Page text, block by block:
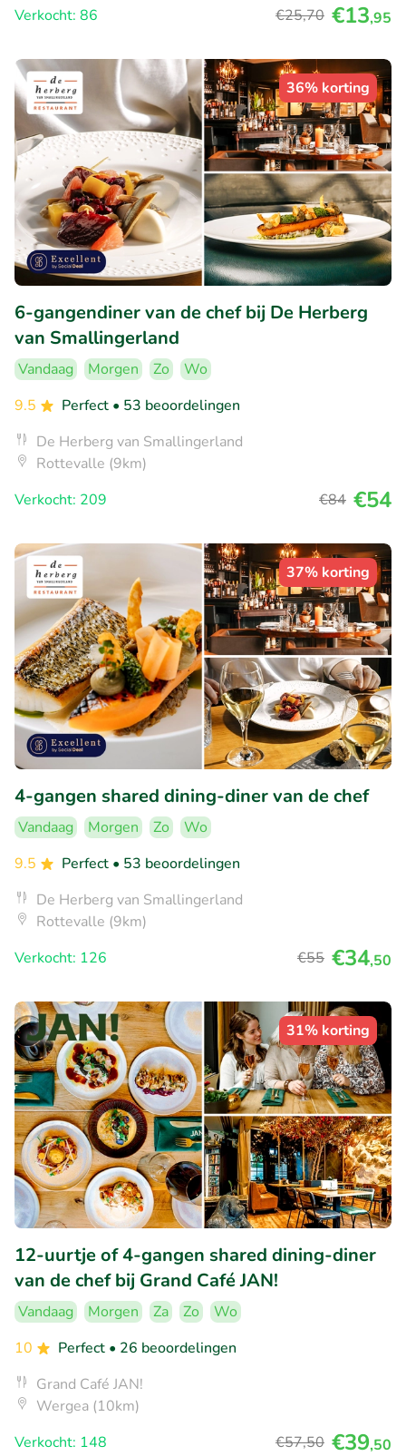
Verkocht: 86
€25,70 €13,95
36% korting
6-gangendiner van de chef bij De Herberg
van Smallingerland
Vandaag Morgen Zo
Wo
9.5
Perfect • 53 beoordelingen
De Herberg van Smallingerland
Rottevalle (9km)
Verkocht: 209
€84 €54
37% korting
4-gangen shared dining-diner van de chef
Vandaag Morgen Zo
Wo
9.5
Perfect • 53 beoordelingen
De Herberg van Smallingerland
Rottevalle (9km)
Verkocht: 126
€55 €34,50
31% korting
12-uurtje of 4-gangen shared dining-diner
van de chef bij Grand Café JAN!
Vandaag Morgen Za Zo
Wo
10
Perfect • 26 beoordelingen
Grand Café JAN!
Wergea (10km)
Verkocht: 148
€57,50 €39,50